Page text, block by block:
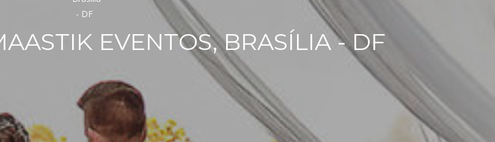
EVENTOS, BRASÍLIA - DF